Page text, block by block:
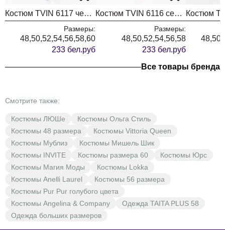
Костюм TVIN 6117 черный + зеленый
Размеры:
48,50,52,54,56,58,60
233 бел.руб
Костюм TVIN 6116 серый
Размеры:
48,50,52,54,56,58
233 бел.руб
Все товары бренда
Смотрите также:
Костюмы ЛЮШе
Костюмы Ольга Стиль
Костюмы 48 размера
Костюмы Vittoria Queen
Костюмы Мублиз
Костюмы Мишель Шик
Костюмы INVITE
Костюмы размера 60
Костюмы Юрс
Костюмы Магия Моды
Костюмы Lokka
Костюмы Anelli Laurel
Костюмы 56 размера
Костюмы Pur Pur голубого цвета
Костюмы Angelina & Company
Одежда TAITA PLUS 58
Одежда больших размеров